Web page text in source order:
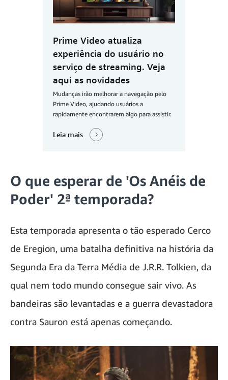
Prime Video atualiza
experiência do usuário no
serviço de streaming. Veja
aqui as novidades
Mudanças irão melhorar a navegação pelo
Prime Video, ajudando usuários a
rapidamente encontrarem algo para assistir.
Leia mais
O que esperar de 'Os Anéis de
Poder' 2ª temporada?
Esta temporada apresenta o tão esperado Cerco
de Eregion, uma batalha definitiva na história da
Segunda Era da Terra Média de J.R.R. Tolkien, da
qual nem todo mundo consegue sair vivo. As
bandeiras são levantadas e a guerra devastadora
contra Sauron está apenas começando.